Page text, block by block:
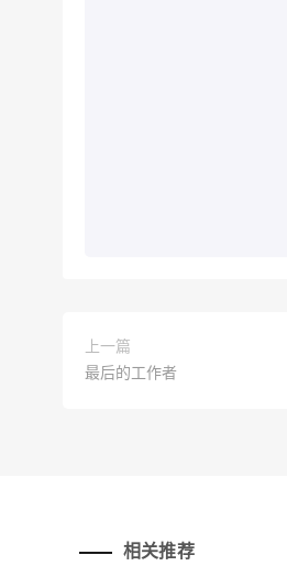
上一篇
最后的工作者
相关推荐